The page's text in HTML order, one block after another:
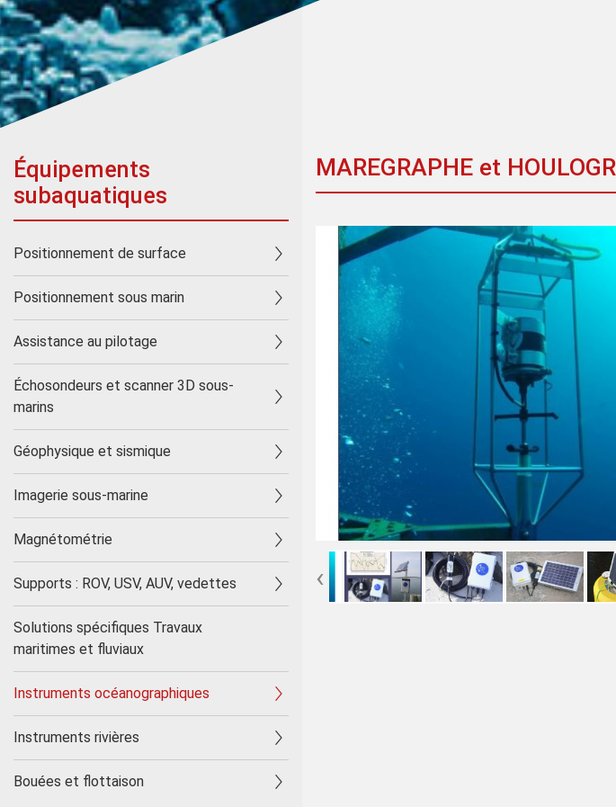
Équipements
subaquatiques
Positionnement de surface
Positionnement sous marin
Assistance au pilotage
Échosondeurs et scanner 3D sous-
marins
Géophysique et sismique
Imagerie sous-marine
Magnétométrie
Supports : ROV, USV, AUV, vedettes
Solutions spécifiques Travaux
maritimes et fluviaux
Instruments océanographiques
Instruments rivières
Bouées et flottaison
MAREGRAPHE et
‹